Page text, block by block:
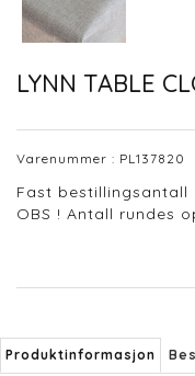
LYNN TABLE
Varenummer : PL137820
Fast bestillingsantall
OBS ! Antall rundes
Produktinformasjon